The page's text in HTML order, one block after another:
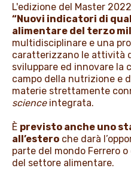
L'edizione del Master
“Nuovi indicatori di
alimentare del terzo
multidisciplinare e una
caratterizzano le attività
sviluppare ed innovare la
campo della nutrizione e
materie strettamente
scienceintegrata.
È previsto anche uno
all’estero che darà
parte del mondo Ferrero
del settore alimentare.